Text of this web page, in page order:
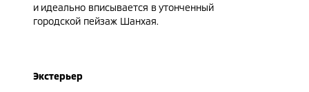
и идеально вписывается в утонченный
городской пейзаж Шанхая.
Экстерьер